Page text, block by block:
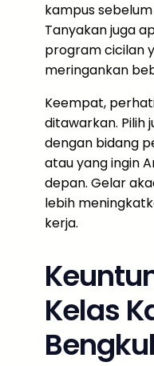
kampus
Tanyakan juga
program cicilan
meringankan
Keempat,
ditawarkan. Pilih
dengan bidang
atau yang ingin
depan. Gelar
lebih
kerja.
Kelas